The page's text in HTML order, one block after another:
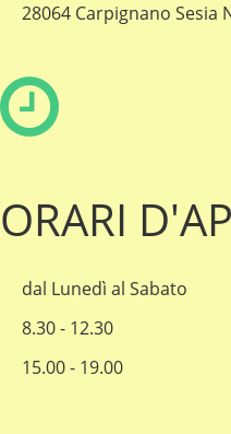
28064 Carpignano Sesia
ORARI
dal Lunedì al Sabato
8.30 - 12.30
15.00 - 19.00